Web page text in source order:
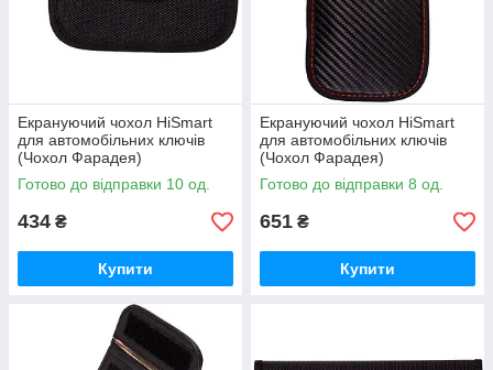
Екрануючий чохол HiSmart
для автомобільних ключів
(Чохол Фарадея)
Готово до відправки 10 од.
434 ₴
Купити
Екрануючий чохол HiSmart
для автомобільних ключів
(Чохол Фарадея)
Готово до відправки 8 од.
651 ₴
Купити